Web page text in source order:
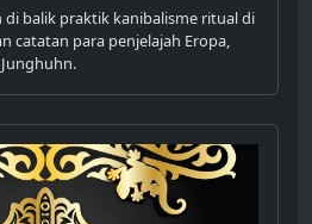
di balik praktik kanibalisme ritual di
catatan para penjelajah Eropa,